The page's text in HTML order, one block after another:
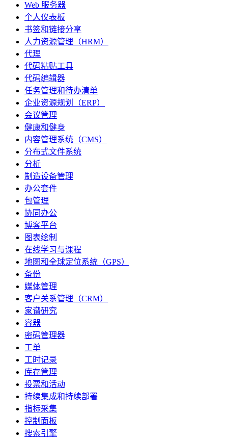
Web 服务器
个人仪表板
书签和链接分享
人力资源管理（HRM）
代理
代码粘贴工具
代码编辑器
任务管理和待办清单
企业资源规划（ERP）
会议管理
健康和健身
内容管理系统（CMS）
分布式文件系统
分析
制造设备管理
办公套件
包管理
协同办公
博客平台
图表绘制
在线学习与课程
地图和全球定位系统（GPS）
备份
媒体管理
客户关系管理（CRM）
家谱研究
容器
密码管理器
工单
工时记录
库存管理
投票和活动
持续集成和持续部署
指标采集
控制面板
搜索引擎